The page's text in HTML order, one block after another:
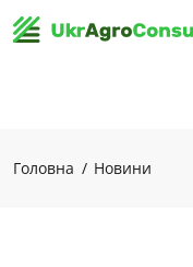
Головна Новини